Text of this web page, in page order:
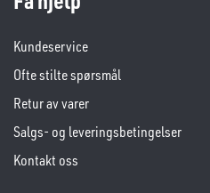
Kundeservice
Ofte stilte spørsmål
Retur av varer
Salgs- og leveringsbetingelser
Kontakt oss